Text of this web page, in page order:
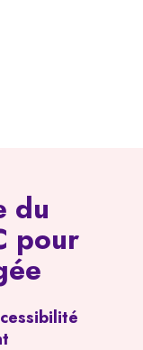
du
pour